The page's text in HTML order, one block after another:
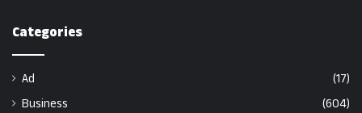
Categories
Ad
(17)
Business
(604)